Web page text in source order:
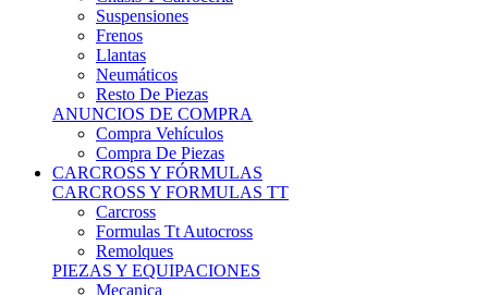
Frenos
Llantas
Neumáticos
Resto De Piezas
ANUNCIOS DE COMPRA
Compra Vehículos
Compra De Piezas
CARCROSS Y FÓRMULAS
CARCROSS Y FORMULAS TT
Carcross
Formulas Tt Autocross
Remolques
PIEZAS Y EQUIPACIONES
Mecanica
Electrónica